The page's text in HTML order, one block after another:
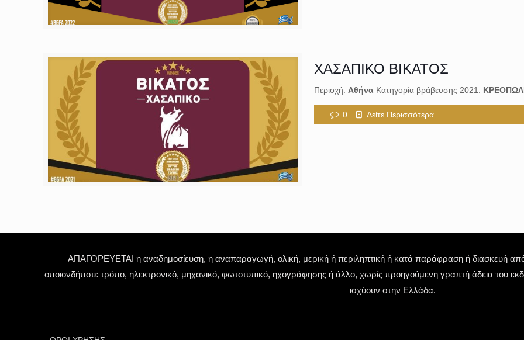
ΧΑΣΑΠΙΚΟ ΒΙΚΑΤΟΣ
Περιοχή: Αθήνα Κατηγορία βράβευσης 2021:
0 Δείτε Περισσότερα
ΑΠΑΓΟΡΕΥΕΤΑΙ η αναδημοσίευση, η αναπαραγωγή, ολική, μερική ή περιληπτική ή κατά παράφραση ή διασκευή
οποιονδήποτε τρόπο, ηλεκτρονικό, μηχανικό, φωτοτυπικό, ηχογράφησης ή άλλο, χωρίς προηγούμενη γραπτή άδεια του
ισχύουν στην Ελλάδα.